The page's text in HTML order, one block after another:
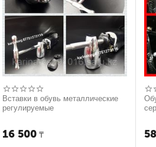
Вставки в обувь металлические
регулируемые
16 500 ₸